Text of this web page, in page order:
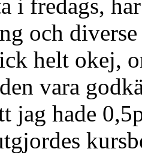
i fredags,
och diverse
helt okej,
vara
jag hade